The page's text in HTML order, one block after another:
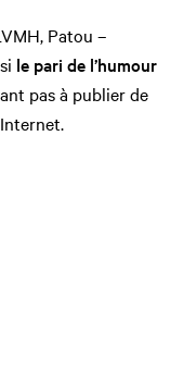
Patou –
le pari de l’humour
pas à publier de